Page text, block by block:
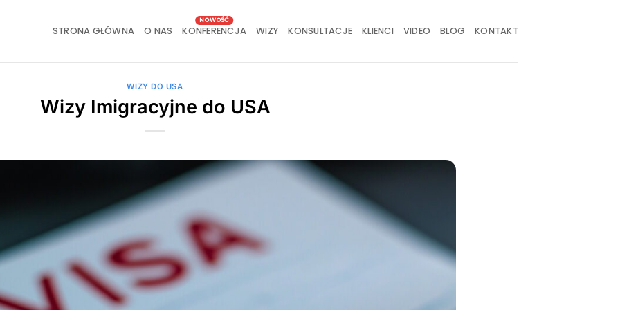
STRONA GŁÓWNA O NAS KONFERENCJA WIZY KONSULTACJE KLIENCI VIDEO BLOG KONTAKT
WIZY DO USA
Wizy Imigracyjne do USA